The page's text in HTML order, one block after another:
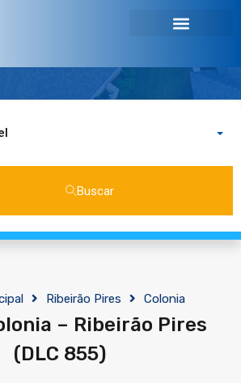
Buscar
Ribeirão Pires Colonia
– Ribeirão Pires
(DLC 855)